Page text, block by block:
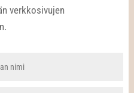
verkkosivujen